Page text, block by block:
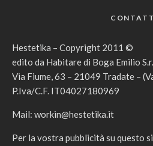
Hestetika – Copyright 2011 ©
edito da Habitare di Boga Emilio
Via Fiume, 63 – 21049 Tradate –
P.Iva/C.F. IT04027180969
Mail: workin@hestetika.it
Per la vostra pubblicità su questo